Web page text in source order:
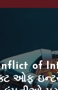
of
ઓફ